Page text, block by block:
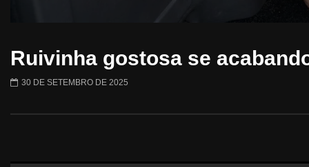
Ruivinha gostosa se
30 DE SETEMBRO DE 2025